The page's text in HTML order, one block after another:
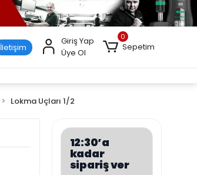
İletişim
Giriş Yap
Üye Ol
0
Sepetim
Lokma Uçları 1/2
12:30’a
kadar
sipariş ver